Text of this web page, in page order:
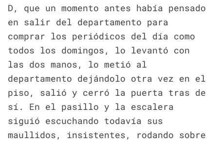
D, que un momento antes había pensado
en salir del departamento para
comprar los periódicos del día como
todos los domingos, lo levantó con
las dos manos, lo metió al
departamento dejándolo otra vez en el
piso, salió y cerró la puerta tras de
sí. En el pasillo y la escalera
siguió escuchando todavía sus
maullidos, insistentes, rodando sobre